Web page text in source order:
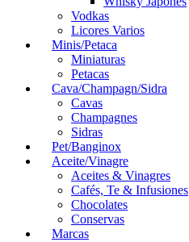
Vodkas
Licores Varios
Minis/Petaca
Miniaturas
Petacas
Cava/Champagn/Sidra
Cavas
Champagnes
Sidras
Pet/Banginox
Aceite/Vinagre
Aceites & Vinagres
Cafés, Te & Infusiones
Chocolates
Conservas
Marcas